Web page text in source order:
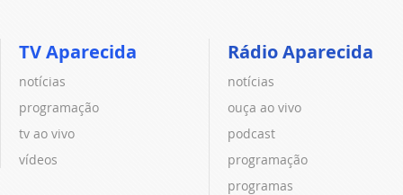
TV Aparecida
notícias
programação
tv ao vivo
vídeos
Rádio Aparecida
notícias
ouça ao vivo
podcast
programação
programas